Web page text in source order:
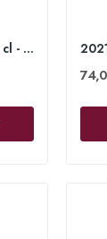
2021 Vieilles Vignes 75 cl - Domaine Gauby